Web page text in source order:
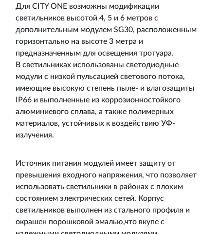
Для CITY ONE возможны модификации
светильников высотой 4, 5 и 6 метров с
дополнительным модулем SG30, расположенным
горизонтально на высоте 3 метра и
предназначенным для освещения тротуара.
В светильниках использованы светодиодные
модули с низкой пульсацией светового потока,
имеющие высокую степень пыле- и влагозащиты
IP66 и выполненные из коррозионностойкого
алюминиевого сплава, а также полимерных
материалов, устойчивых к воздействию УФ-
излучения.
Источник питания модулей имеет защиту от
превышения входного напряжения, что позволяет
использовать светильники в районах с плохим
состоянием электрических сетей. Корпус
светильников выполнен из стального профиля и
окрашен порошковой эмалью,что вкупе с